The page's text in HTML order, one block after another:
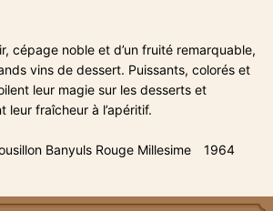
cépage noble et d’un fruité remarquable,
vins de dessert. Puissants, colorés et
leur magie sur les desserts et
leur fraîcheur à l’apéritif.
Banyuls Rouge Millesime 1964